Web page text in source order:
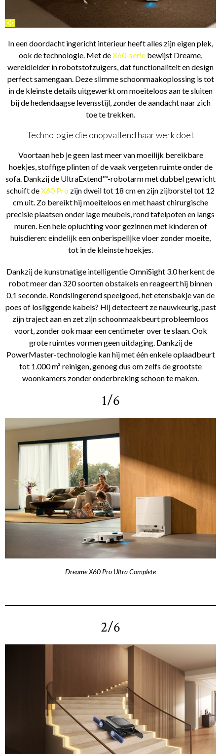
©
In een doordacht ingericht interieur heeft alles zijn eigen plek,
ook de technologie. Met deX60-serie bewijst Dreame,
wereldleider in robotstofzuigers, dat functionaliteit en design
perfect samengaan. Deze slimme schoonmaakoplossing is tot
in de kleinste details uitgewerkt om moeiteloos aan te sluiten
bij de hedendaagse levensstijl, zonder de aandacht naar zich
toe te trekken.
Technologie die onopvallend haar werk doet
Voortaan heb je geen last meer van moeilijk bereikbare
hoekjes, stoffige plinten of de vaak vergeten ruimte onder de
sofa. Dankzij de UltraExtend™-robotarm met dubbel gewricht
schuift deX60 Pro zijn dweil tot 18 cm en zijn zijborstel tot 12
cm uit. Zo bereikt hij moeiteloos en met haast chirurgische
precisie plaatsen onder lage meubels, rond tafelpoten en langs
muren. Een hele opluchting voor gezinnen met kinderen of
huisdieren: eindelijk een onberispelijke vloer zonder moeite,
tot in de kleinste hoekjes.
Dankzij de kunstmatige intelligentie OmniSight 3.0 herkent de
robot meer dan 320 soorten obstakels en reageert hij binnen
0,1 seconde. Rondslingerend speelgoed, het etensbakje van de
poes of losliggende kabels? Hij detecteert ze nauwkeurig, past
zijn traject aan en zet zijn schoonmaakbeurt probleemloos
voort, zonder ook maar een centimeter over te slaan. Ook
grote ruimtes vormen geen uitdaging. Dankzij de
PowerMaster-technologie kan hij met één enkele oplaadbeurt
tot 1.000 m² reinigen, genoeg dus om zelfs de grootste
woonkamers zonder onderbreking schoon te maken.
1/6
Dreame X60 Pro Ultra Complete
2/6